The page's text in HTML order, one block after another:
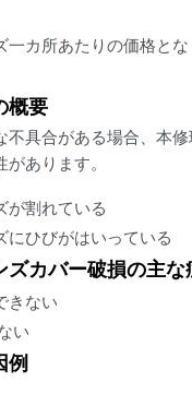
一カ所あたりの価格とな
概要
不具合がある場合、本
があります。
が割れている
にひびがはいっている
ズカバー破損の主な
きない
い
例